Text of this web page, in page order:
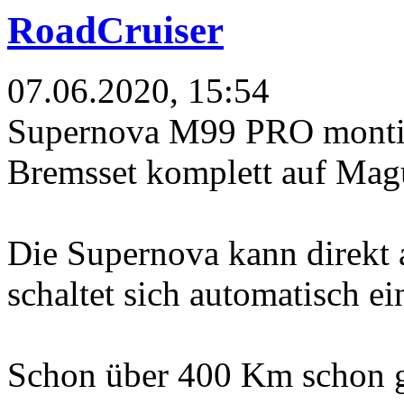
RoadCruiser
07.06.2020, 15:54
Supernova M99 PRO
Bremsset komplett auf
Die Supernova kann
schaltet sich automatisch
Schon über 400 Km schon